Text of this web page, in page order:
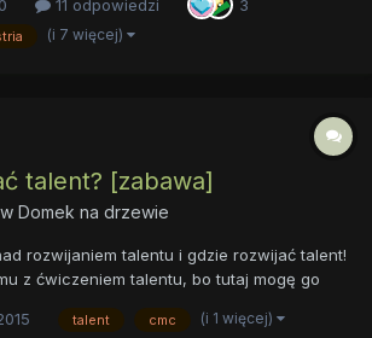
co prawda, ale potrzebuję też pomocy
Equestrii....
11 odpowiedzi 3
(i 7 więcej)
talent? [zabawa]
Domek na drzewie
rozwijaniem talentu i gdzie rozwijać talent!
z ćwiczeniem talentu, bo tutaj mogę go
by rozwijać talent. I wiecie co? Wy
talent cmc (i 1 więcej)